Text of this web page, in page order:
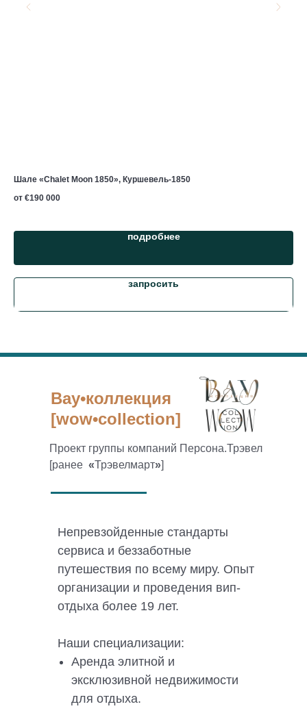
Шале «Chalet Moon 1850», Куршевель-1850
от €190 000
подробнее
запросить
Вау•коллекция
[wow•collection]
Проект группы компаний Персона.Трэвел
[ранее «Трэвелмарт»]
Непревзойденные стандарты
сервиса и беззаботные
путешествия по всему миру. Опыт
организации и проведения вип-
отдыха более 19 лет.
Наши специализации:
Аренда элитной и
эксклюзивной недвижимости
для отдыха.